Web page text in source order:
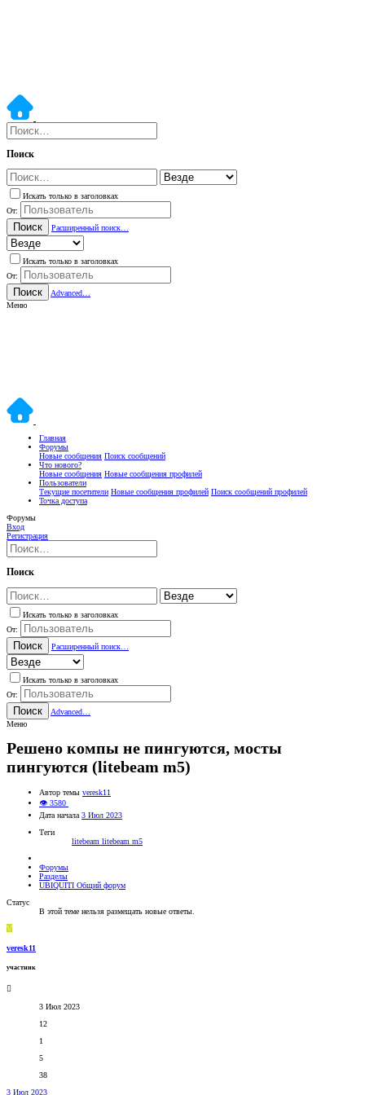
Поиск
Искать только в заголовках
От:
Поиск Расширенный поиск…
Искать только в заголовках
От:
Поиск
Advanced…
Меню
Главная
Форумы
Новые сообщения Поиск сообщений
Что нового?
Новые сообщения Новые сообщения профилей
Пользователи
Текущие посетители Новые сообщения профилей Поиск сообщений профилей
Точка доступа
Форумы
Вход
Регистрация
Поиск
Искать только в заголовках
От:
Поиск Расширенный поиск…
Искать только в заголовках
От:
Поиск
Advanced…
Меню
Решено компы не пингуются, мосты
пингуются (litebeam m5)
Автор темы veresk11
👁 3580
Дата начала 3 Июл 2023
Теги
litebeam litebeam m5
Форумы
Разделы
UBIQUITI Общий форум
Статус
В этой теме нельзя размещать новые ответы.
V
veresk11
участник
3 Июл 2023
12
1
5
38
3 Июл 2023